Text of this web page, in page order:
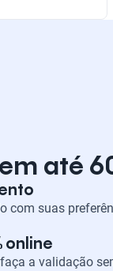
até
com suas
online
a validação